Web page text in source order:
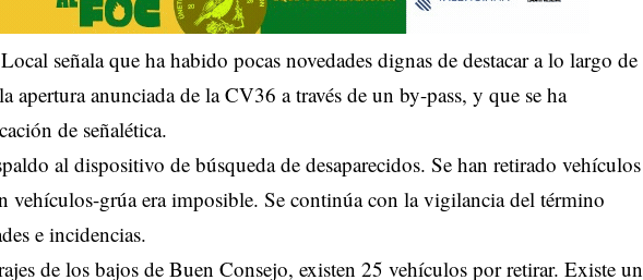
señala que ha habido pocas novedades dignas de destacar a lo largo de
apertura anunciada de la CV36 a través de un by-pass, y que se ha
de señalética.
al dispositivo de búsqueda de desaparecidos. Se han retirado vehículos
vehículos-grúa era imposible. Se continúa con la vigilancia del término
e incidencias.
de los bajos de Buen Consejo, existen 25 vehículos por retirar. Existe un